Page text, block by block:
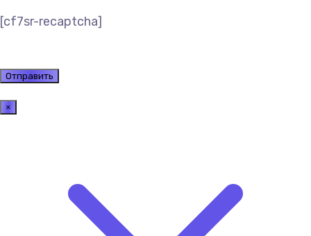
[cf7sr-recaptcha]
×